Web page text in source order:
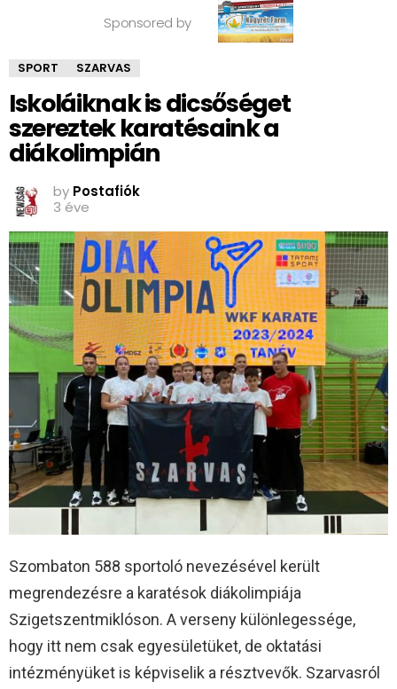
Sponsored by
SPORT SZARVAS
Iskoláiknak is dicsőséget
szereztek karatésaink a
diákolimpián
by Postafiók
3 éve
Szombaton 588 sportoló nevezésével került
megrendezésre a karatésok diákolimpiája
Szigetszentmiklóson. A verseny különlegessége,
hogy itt nem csak egyesületüket, de oktatási
intézményüket is képviselik a résztvevők. Szarvasról